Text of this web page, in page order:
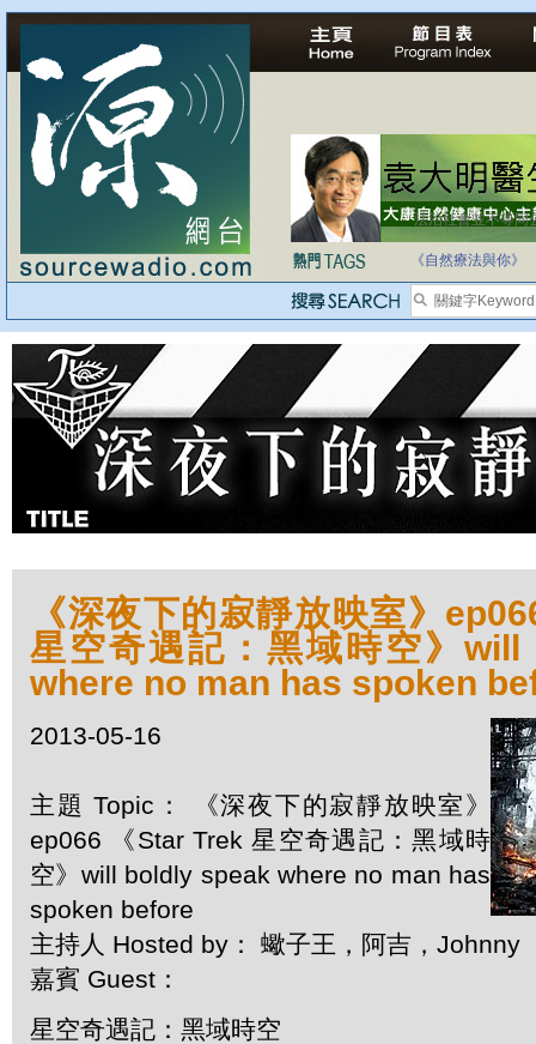
法治社會並不等同
自家教育合法化-
《自然療法與你》
《深夜下的寂靜放映室》
星空奇遇記：黑域時空》will
where no man has spoken
2013-05-16
主題 Topic： 《深夜下的寂靜放映室》
ep066 《Star Trek 星空奇遇記：黑域時
空》will boldly speak where no man has
spoken before
主持人 Hosted by： 蠍子王，阿吉，Johnny
嘉賓 Guest：
星空奇遇記：黑域時空